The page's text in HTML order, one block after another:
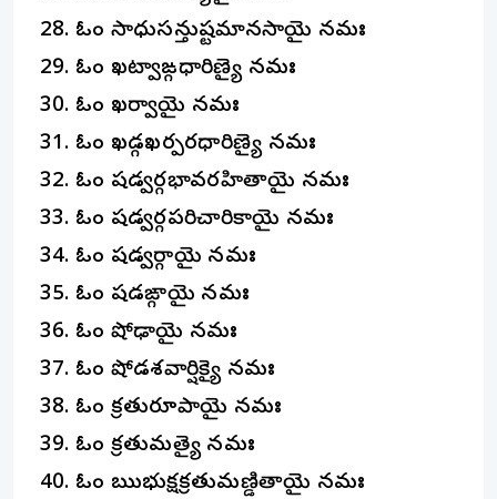
ఓం సాధుసన్తుష్టమానసాయై నమః
ఓం ఖట్వాఙ్గధారిణ్యై నమః
ఓం ఖర్వాయై నమః
ఓం ఖడ్గఖర్పరధారిణ్యై నమః
ఓం షడ్వర్గభావరహితాయై నమః
ఓం షడ్వర్గపరిచారికాయై నమః
ఓం షడ్వర్గాయై నమః
ఓం షడఙ్గాయై నమః
ఓం షోఢాయై నమః
ఓం షోడశవార్షిక్యై నమః
ఓం క్రతురూపాయై నమః
ఓం క్రతుమత్యై నమః
ఓం ఋభుక్షక్రతుమణ్డితాయై నమః